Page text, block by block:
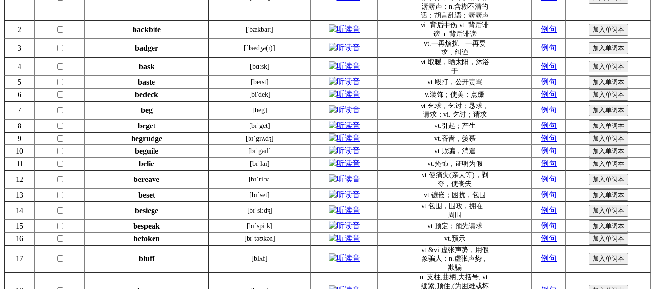
潺潺声；n.含糊不清的
话；胡言乱语；潺潺声
2 backbite ['bækbaɪt]
vi. 背后中伤 vt. 背后诽
谤 n. 背后诽谤
例句
3 badger [ˈbædʒə(r)]
vt.一再烦扰，一再要
求，纠缠
例句
4 bask [bɑ:sk]
vt.取暖，晒太阳，沐浴
于
例句
5
baste [beɪst] vt.殴打，公开责骂
例句
6
bedeck [bi'dek] v.装饰；使美；点缀
例句
7
beg [beg]
vt.乞求，乞讨；恳求，
请求；vi. 乞讨；请求
例句
8
beget [bɪˈget] vt.引起；产生
例句
9
begrudge [bɪˈgrʌdʒ] vt.吝啬，羡慕
例句
10
beguile [bɪˈgaɪl] vt.欺骗，消遣
例句
11
belie [bɪˈlaɪ] vt.掩饰，证明为假
例句
12
bereave [bɪˈri:v]
vt.使痛失(亲人等)，剥
夺，使丧失
例句
13
beset [bɪˈset] vt.镶嵌；困扰，包围
例句
14
besiege [bɪˈsi:dʒ]
vt.包围，围攻，拥在...
周围
例句
15
bespeak [bɪˈspi:k] vt.预定；预先请求
例句
16
betoken [bɪˈtəʊkən] vt.预示 例句
17 bluff [blʌf]
vt.&vi.虚张声势，用假
象骗人；n.虚张声势，
欺骗
例句
n. 支柱,曲柄,大括号; vt.
绷紧,顶住,(为困难或坏